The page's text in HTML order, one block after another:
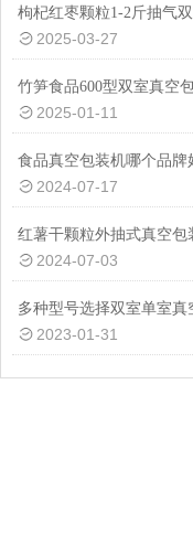
2025-03-27
竹笋食品600型双室真空
2025-01-11
食品真空包装机哪个品牌
2024-07-17
红薯干颗粒外抽式真空包
2024-07-03
2023-01-31